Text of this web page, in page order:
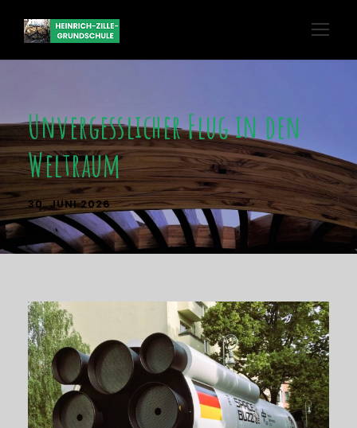
Unvergesslicher Flug in den
Weltraum
30. JUNI 2026